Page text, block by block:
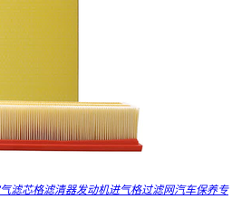
滤芯格滤清器发动机进气格过滤网汽车保养专